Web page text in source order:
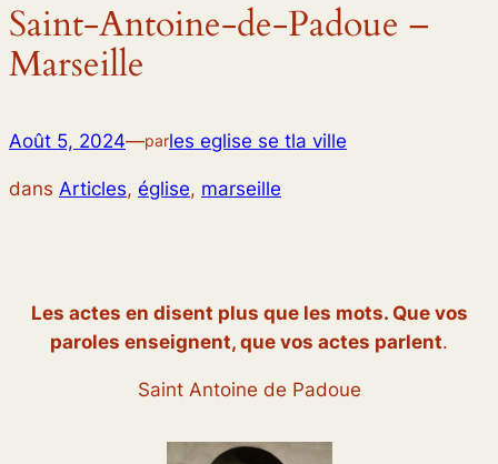
Saint-Antoine-de-Padoue –
Marseille
Août 5, 2024—parles eglise se tla ville
dans Articles, église, marseille
Les actes en disent plus que les mots. Que vos
paroles enseignent, que vos actes parlent.
Saint Antoine de Padoue